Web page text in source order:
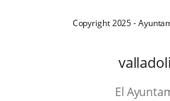
Copyright 2025 -
El